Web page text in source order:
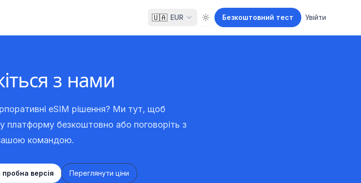
🇺🇦 EUR
Toggle theme
Безкоштовний тест Увійти
з нами
eSIM рішення? Ми тут, щоб
платформу безкоштовно або поговоріть з
командою.
версія Переглянути ціни